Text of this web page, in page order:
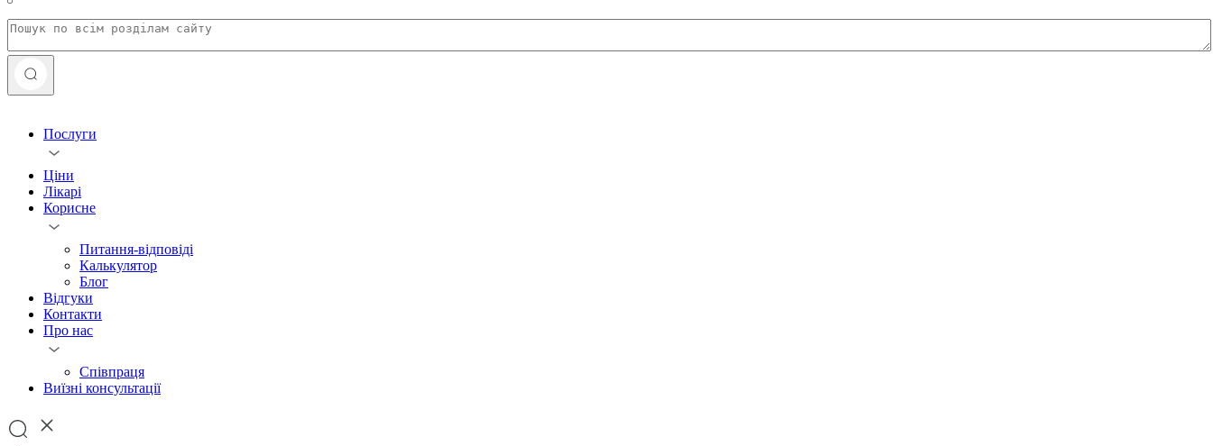
Послуги
Ціни
Лікарі
Корисне
Питання-відповіді
Калькулятор
Блог
Відгуки
Контакти
Про нас
Співпраця
Виїзні консультації